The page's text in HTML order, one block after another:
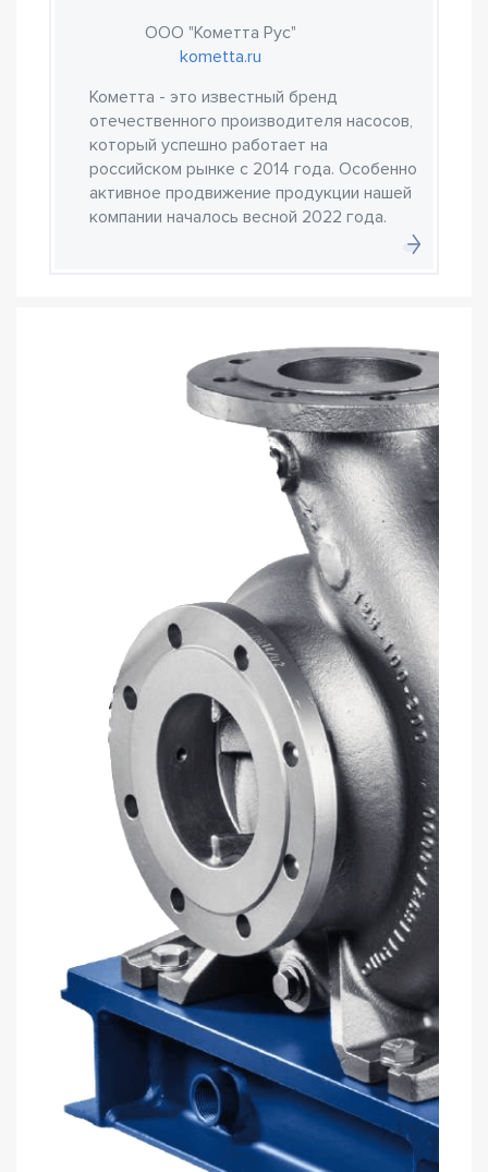
ООО "Кометта Рус"
kometta.ru
Кометта - это известный бренд
отечественного производителя насосов,
который успешно работает на
российском рынке с 2014 года. Особенно
активное продвижение продукции нашей
компании началось весной 2022 года.